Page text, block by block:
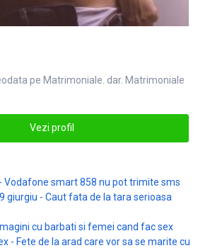
pe Matrimoniale . dar. Matrimoniale
Vezi profil
Vodafone smart 858 nu pot trimite sms
giurgiu - Caut fata de la tara serioasa
cu barbati si femei cand fac sex
- Fete de la arad care vor sa se marite cu